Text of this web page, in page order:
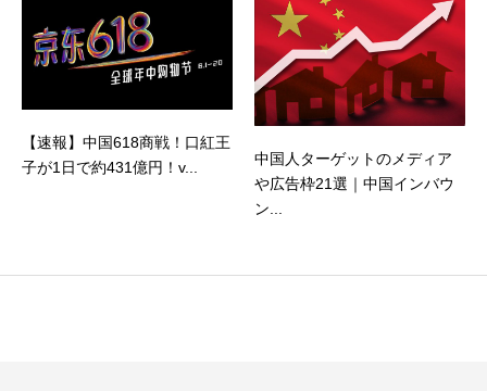
【速報】中国618商戦！口紅王
子が1日で約431億円！v...
中国人ターゲットのメディア
や広告枠21選｜中国インバウ
ン...